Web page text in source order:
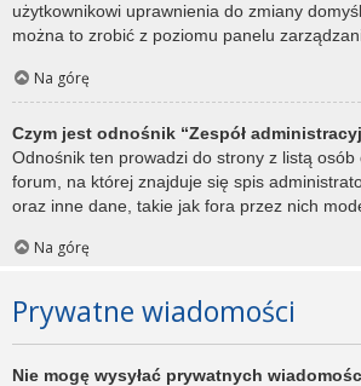
użytkownikowi uprawnienia do zmiany
można to zrobić z poziomu panelu
Na górę
Czym jest odnośnik “Zespół
Odnośnik ten prowadzi do strony z listą osób
forum, na której znajduje się spis
oraz inne dane, takie jak fora przez nich
Na górę
Prywatne wiadomości
Nie mogę wysyłać prywatnych